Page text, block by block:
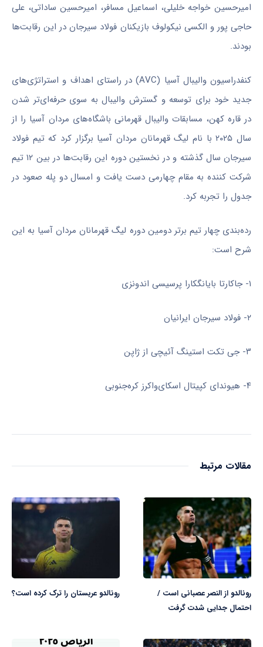
امیرحسین خواجه خلیلی، اسماعیل مسافر، امیرحسین ساداتی، علی
حاجی پور و الکسی نیکولوف بازیکنان فولاد سیرجان در این رقابت‌ها
بودند.
کنفدراسیون والیبال آسیا (AVC) در راستای اهداف و استراتژی‌های
جدید خود برای توسعه و گسترش والیبال به سوی حرفه‌ای‌تر شدن
در قاره کهن، مسابقات والیبال قهرمانی باشگاه‌های مردان آسیا را از
سال ۲۰۲۵ با نام لیگ قهرمانان مردان آسیا برگزار کرد که تیم فولاد
سیرجان سال گذشته و در نخستین دوره این رقابت‌ها در بین ۱۲ تیم
شرکت کننده به مقام چهارمی دست یافت و امسال دو پله صعود در
جدول را تجربه کرد.
رده‌بندی چهار تیم برتر دومین دوره لیگ قهرمانان مردان آسیا به این
شرح است:
۱- جاکارتا بایانگکارا پرسیسی اندونزی
۲- فولاد سیرجان ایرانیان
۳- جی تکت استینگ آئیچی از ژاپن
۴- هیوندای کپیتال اسکای‌واکرز کره‌جنوبی
مقالات مرتبط
رونالدو از النصر عصبانی است /
احتمال جدایی شدت گرفت
رونالدو عربستان را ترک کرده است؟